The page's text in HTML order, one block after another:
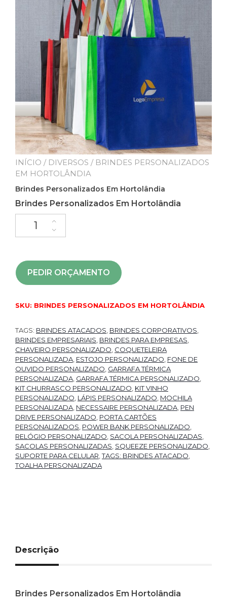
INÍCIO / DIVERSOS / BRINDES PERSONALIZADOS
EM HORTOLÂNDIA
Brindes Personalizados Em Hortolândia
Brindes Personalizados Em Hortolândia
PEDIR ORÇAMENTO
SKU: BRINDES PERSONALIZADOS EM HORTOLÂNDIA
TAGS: BRINDES ATACADOS BRINDES CORPORATIVOS
BRINDES EMPRESARIAIS BRINDES PARA EMPRESAS
CHAVEIRO PERSONALIZADO COQUETELEIRA
PERSONALIZADA ESTOJO PERSONALIZADO FONE DE
OUVIDO PERSONALIZADO GARRAFA TÉRMICA
PERSONALIZADA GARRAFA TÉRMICA PERSONALIZADO
KIT CHURRASCO PERSONALIZADO KIT VINHO
PERSONALIZADO LÁPIS PERSONALIZADO MOCHILA
PERSONALIZADA NECESSAIRE PERSONALIZADA PEN
DRIVE PERSONALIZADO PORTA CARTÕES
PERSONALIZADOS POWER BANK PERSONALIZADO
RELÓGIO PERSONALIZADO SACOLA PERSONALIZADAS
SACOLAS PERSONALIZADAS SQUEEZE PERSONALIZADO
SUPORTE PARA CELULAR ,TAGS: BRINDES ATACADO
TOALHA PERSONALIZADA
Descrição
Brindes Personalizados Em Hortolândia